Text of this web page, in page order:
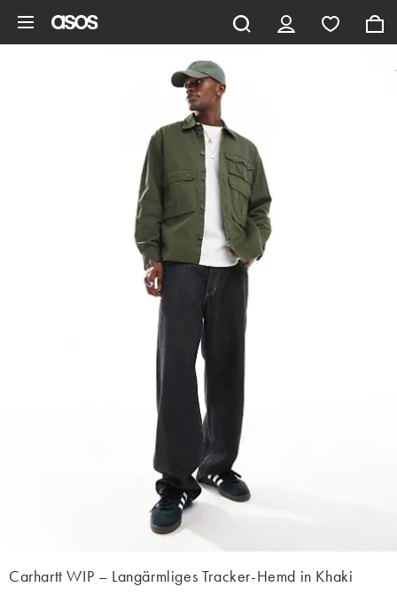
Carhartt WIP – Langärmliges Tracker-Hemd in Khaki